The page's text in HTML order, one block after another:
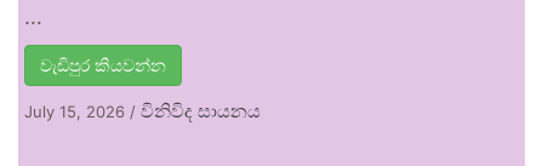
…
වැඩිපුර කියවන්න
July 15, 2026 / විනිවිද සායනය